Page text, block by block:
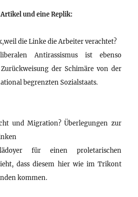
und eine Replik:
die Linke die Arbeiter verachtet?
Antirassismus ist ebenso
der Schimäre von der
begrenzten Sozialstaats.
und Migration? Überlegungen zur
für einen proletarischen
dass diesem hier wie im Trikont
kommen.